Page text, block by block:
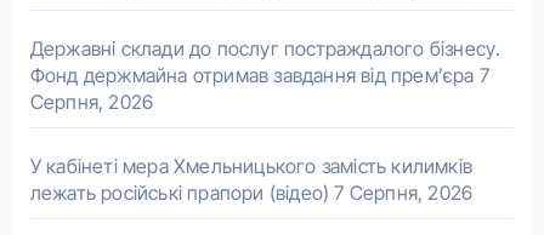
Державні склади до послуг постраждалого бізнесу.
Фонд держмайна отримав завдання від прем’єра 7
Серпня, 2026
У кабінеті мера Хмельницького замість килимків
лежать російські прапори (відео) 7 Серпня, 2026